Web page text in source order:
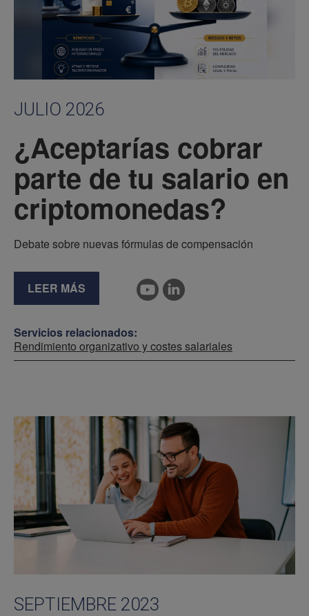
JULIO 2026
¿Aceptarías cobrar
parte de tu salario en
criptomonedas?
Debate sobre nuevas fórmulas de compensación
LEER MÁS
Servicios relacionados:
Rendimiento organizativo y costes salariales
SEPTIEMBRE 2023